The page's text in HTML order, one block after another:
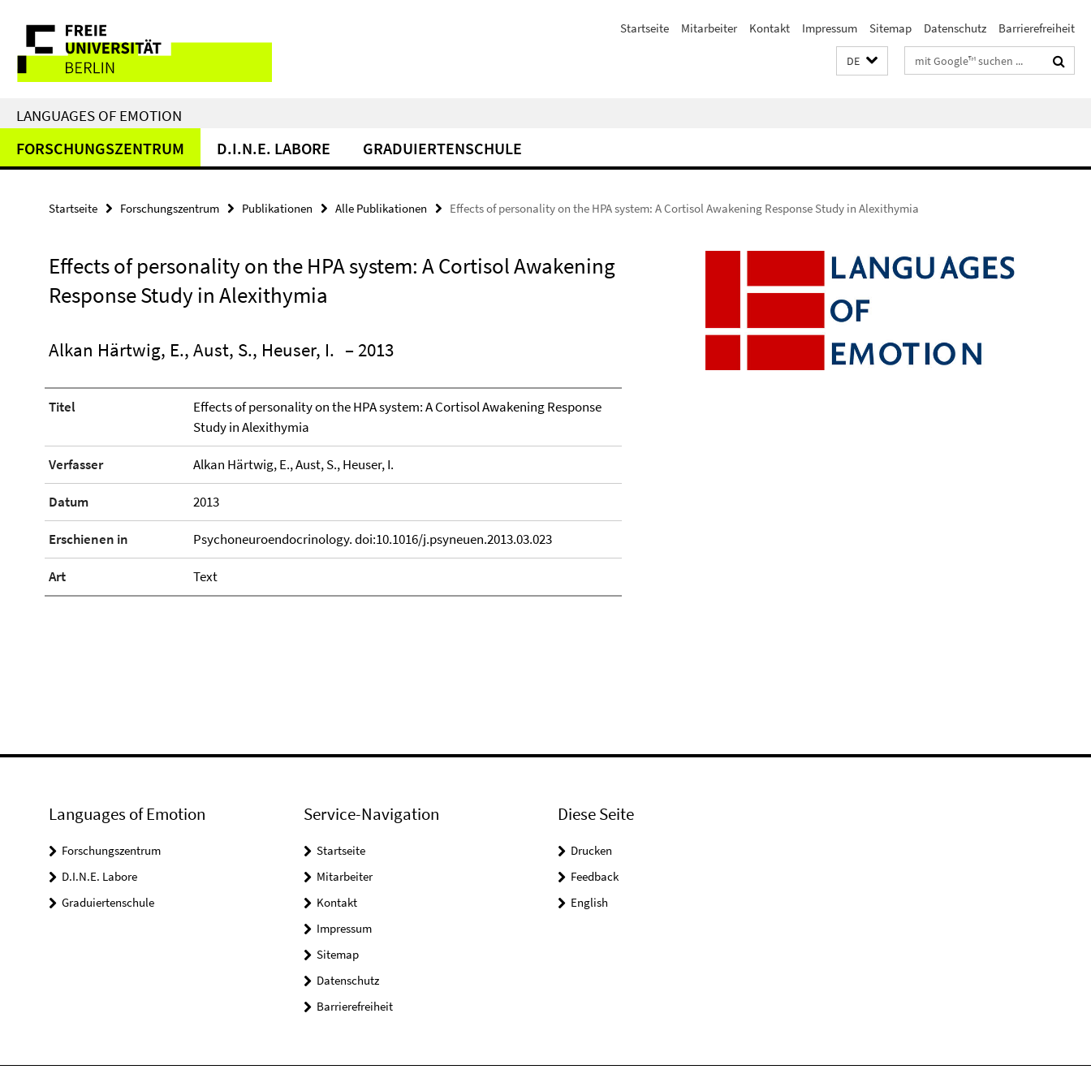
direkt
Inhalt
Service-
Navigation
Startseite Mitarbeiter Kontakt Impressum Sitemap Datenschutz Barrierefreiheit
DE Suchbegriffe
LANGUAGES OF EMOTION
FORSCHUNGSZENTRUM D.I.N.E. LABORE GRADUIERTENSCHULE
Startseite Forschungszentrum Publikationen Alle Publikationen Effects of personality on the HPA system: A Cortisol Awakening Response Study in Alexithymia
Effects of personality on the HPA system: A Cortisol Awakening
Response Study in Alexithymia
Alkan Härtwig, E., Aust, S., Heuser, I. – 2013
Titel
Effects of personality on the HPA system: A Cortisol Awakening Response
Study in Alexithymia
Verfasser Alkan Härtwig, E., Aust, S., Heuser, I.
Datum 2013
Erschienen in Psychoneuroendocrinology. doi:10.1016/j.psyneuen.2013.03.023
Art Text
Languages of Emotion
Forschungszentrum
D.I.N.E. Labore
Graduiertenschule
Service-Navigation
Startseite
Mitarbeiter
Kontakt
Impressum
Sitemap
Datenschutz
Barrierefreiheit
Diese Seite
Drucken
Feedback
English